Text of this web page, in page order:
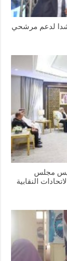
لدعم مرشحي
مجلس
النقابية